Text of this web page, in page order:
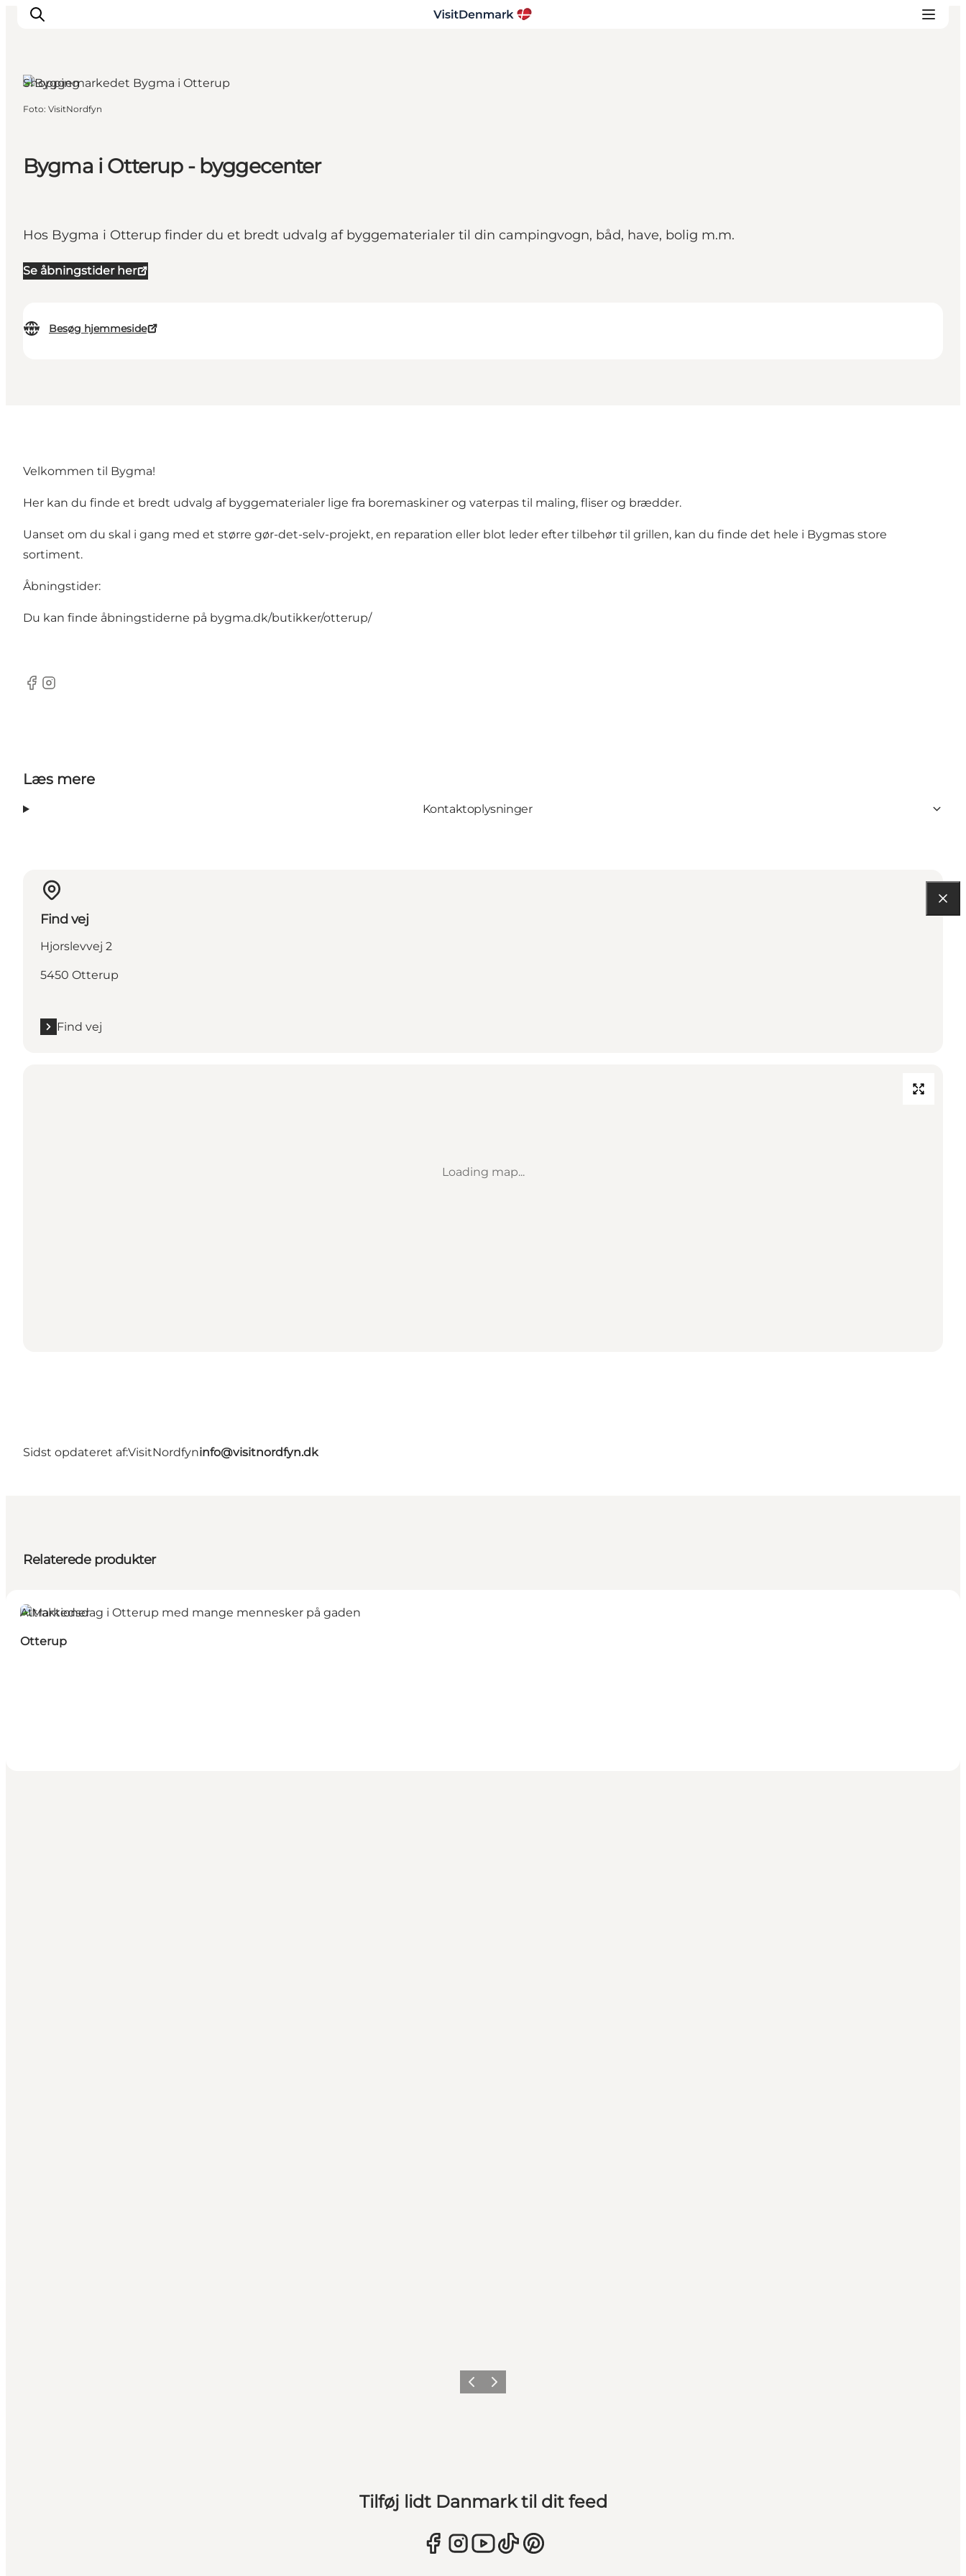
Oplevelser
Overnatning
Bygma i Otterup - byggecenter
Hos Bygma i Otterup finder du et bredt udvalg af byggematerialer til din campingvogn, båd, have, bolig m.m.
Se åbningstider her
Besøg hjemmeside
Shopping
Foto: VisitNordfyn
Velkommen til Bygma!
Her kan du finde et bredt udvalg af byggematerialer lige fra boremaskiner og vaterpas til maling, fliser og brædder.
Uanset om du skal i gang med et større gør-det-selv-projekt, en reparation eller blot leder efter tilbehør til grillen, kan du finde det hele i Bygmas store
sortiment.
Åbningstider:
Du kan finde åbningstiderne på bygma.dk/butikker/otterup/
Facebook
Instagram
Læs mere
Kontaktoplysninger
Find vej
Hjorslevvej 2
5450 Otterup
Find vej
Loading map...
Sidst opdateret af:VisitNordfyninfo@visitnordfyn.dk
Relaterede produkter
Attraktioner
Otterup
ForrigeNæste
Tilføj lidt Danmark til dit feed